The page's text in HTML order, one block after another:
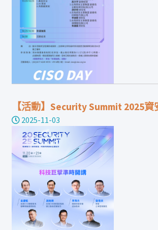
【活動】Security Summit 2025資
2025-11-03